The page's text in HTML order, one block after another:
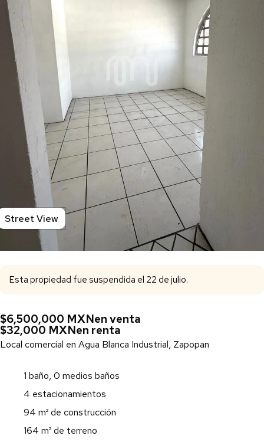
Street View
Esta propiedad fue suspendida el 22 de julio.
$6,500,000 MXNen venta
$32,000 MXNen renta
Local comercial en Agua Blanca Industrial, Zapopan
1 baño, 0 medios baños
4 estacionamientos
94 m² de construcción
164 m² de terreno